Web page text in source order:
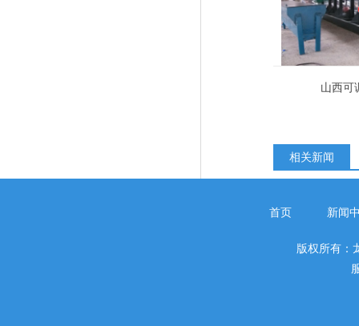
山西可
相关新闻
首页 新闻
版权所有：